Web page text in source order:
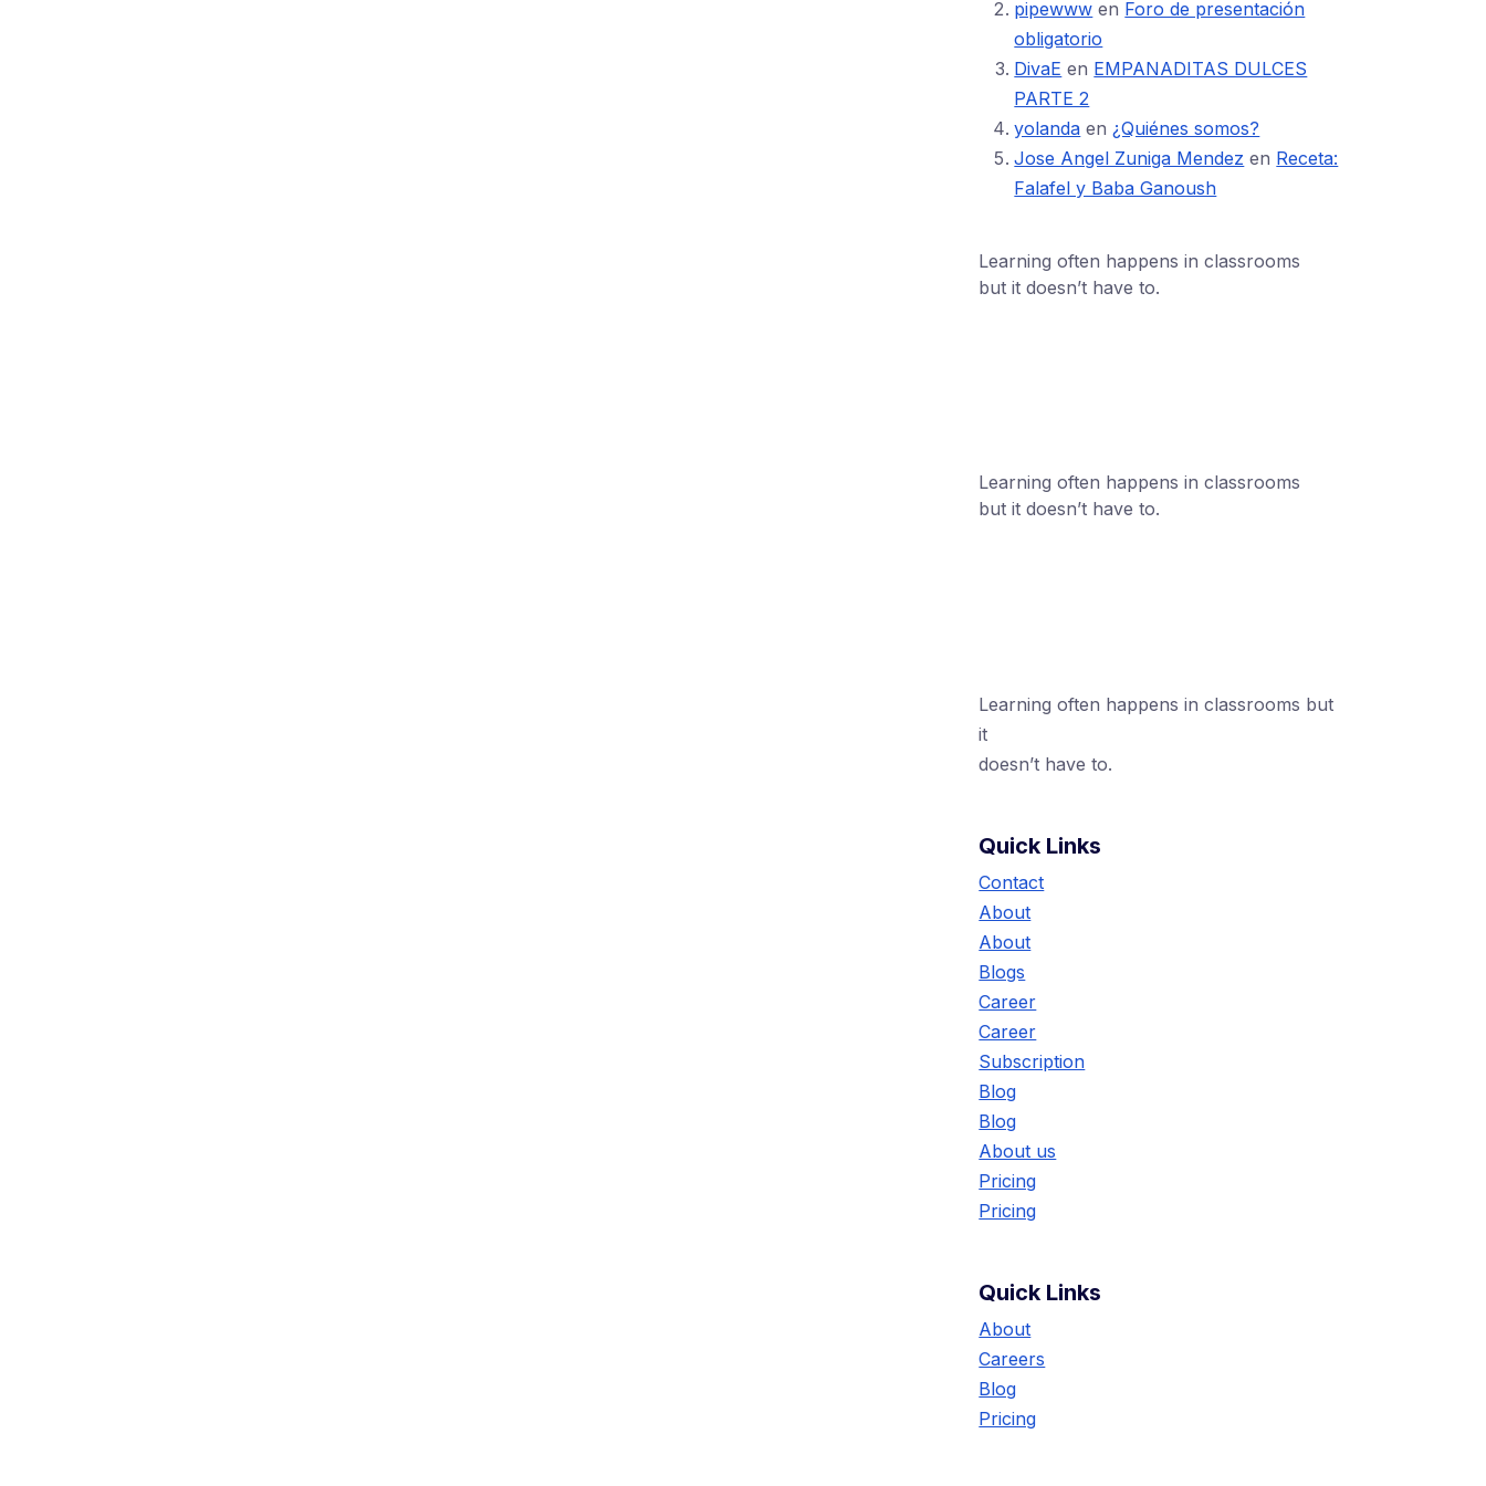
pipewww en Foro de presentación
obligatorio
DivaE en EMPANADITAS DULCES
PARTE 2
yolanda en¿Quiénes somos?
Jose Angel Zuniga Mendez en Receta:
Falafel y Baba Ganoush
Learning often happens in classrooms
but it doesn’t have to.
Learning often happens in classrooms
but it doesn’t have to.
Learning often happens in classrooms but
it
doesn’t have to.
Quick Links
Contact
About
About
Blogs
Career
Career
Subscription
Blog
Blog
About us
Pricing
Pricing
Quick Links
About
Careers
Blog
Pricing